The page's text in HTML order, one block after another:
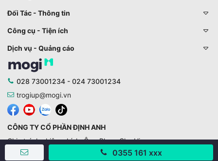
0355 161 xxx
Đối Tác - Thông tin
Công cụ - Tiện ích
Dịch vụ - Quảng cáo
028 73001234 - 024 73001234
trogiup@mogi.vn
CÔNG TY CỔ PHẦN ĐỊNH ANH
Chịu trách nhiệm chính: Ông Phạm Chu Hi
Giấy phép số: 429/GP-BTTTT do Bộ TTTT cấp ngày